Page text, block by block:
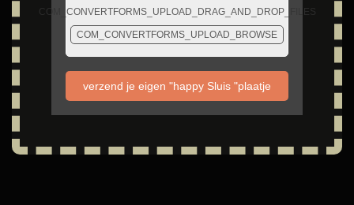
COM_CONVERTFORMS_UPLOAD_DRAG_AND_DROP_FILES
COM_CONVERTFORMS_UPLOAD_BROWSE
verzend je eigen "happy Sluis "plaatje